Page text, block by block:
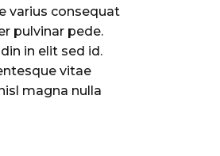
varius consequat
pulvinar pede.
in elit sed id.
vitae
magna nulla